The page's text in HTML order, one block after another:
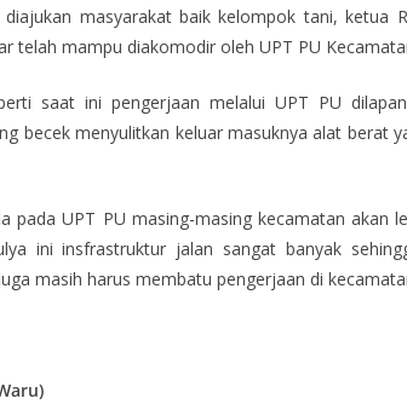
masyarakat baik kelompok tani, ketua
telah mampu diakomodir oleh UPT PU
saat ini pengerjaan melalui UPT PU
becek menyulitkan keluar masuknya alat berat
pada UPT PU masing-masing kecamatan akan
ini insfrastruktur jalan sangat banyak
masih harus membatu pengerjaan di